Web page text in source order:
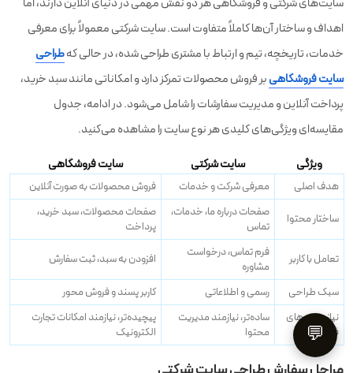
اهداف و ساختار آن‌ها کاملاً متفاوت است. سایت شرکتی معمولاً برای معرفی
خدمات، تاریخچه، تیم و ارتباط با مشتری طراحی شده، در حالی کهطراحی
سایت فروشگاهیبر فروش محصولات تمرکز دارد و امکاناتی مانند سبد خرید،
پرداخت آنلاین و مدیریت سفارشات را شامل می‌شود. در ادامه، جدول
مقایسه‌ای ویژگی‌های کلیدی هر نوع سایت را مشاهده می‌کنید.
ویژگی
سایت شرکتی سایت فروشگاهی
هدف اصلی معرفی شرکت و خدمات
فروش محصولات به صورت آنلاین
ساختار محتوا
صفحات درباره ما، خدمات،
تماس
صفحات محصولات، سبد خرید،
پرداخت
تعامل با کاربر
فرم تماس، درخواست
مشاوره
افزودن به سبد، ثبت سفارش
سبک طراحی
رسمی و اطلاعاتی
کاربر پسند و فروش محور
نیازمندی‌های
فنی
ساده‌تر، نیازمند مدیریت
محتوا
پیچیده‌تر، نیازمند امکانات تجارت
الکترونیک
💬